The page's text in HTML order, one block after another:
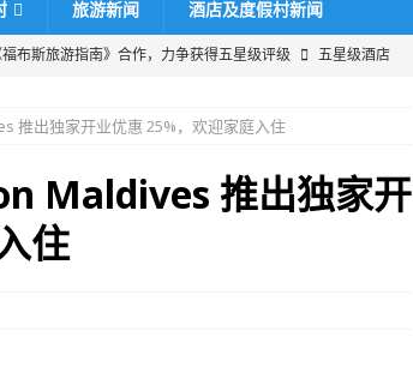
旅游新闻 酒店及度假村新闻
布斯旅游指南》合作，力争获得五星级评级
五星级酒店
祝圣诞节和新年
五星级酒店及度假村
色星期五优惠
特别优惠
度假村推出史上最大规模的黑色星期五促销活动，最高可享
惠
，55% 优惠
推出独家开业优惠 25%，欢迎家庭入住
Maldives 推出独家开
住